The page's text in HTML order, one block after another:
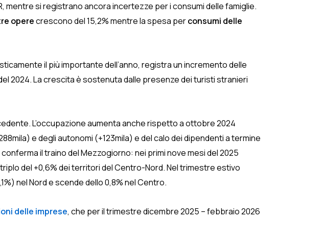
mentre si registrano ancora incertezze per i consumi delle famiglie.
operecrescono del 15,2% mentre la spesa perconsumi delle
il più importante dell’anno, registra un incremento delle
2024. La crescita è sostenuta dalle presenze dei turisti stranieri
L’occupazione aumenta anche rispetto a ottobre 2024
e degli autonomi (+123mila) e del calo dei dipendenti a termine
il traino del Mezzogiorno: nei primi nove mesi del 2025
del +0,6% dei territori del Centro-Nord. Nel trimestre estivo
nel Nord e scende dello 0,8% nel Centro.
delle imprese, che per il trimestre dicembre 2025 – febbraio 2026